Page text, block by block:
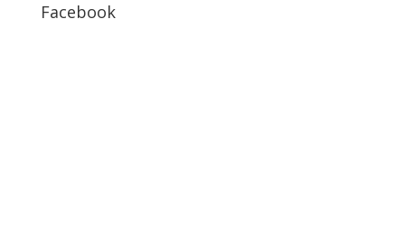
Facebook